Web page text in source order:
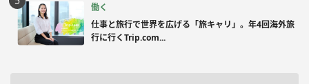
働く
仕事と旅行で世界を広げる「旅キャリ」。年4回海外旅
行に行くTrip.com...